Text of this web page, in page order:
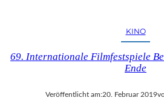
KINO
69. Internationale Filmfestspiele
Ende
Veröffentlicht am:20. Februar 2019